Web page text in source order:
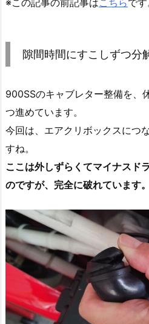
※この記事の前記事はこちらです
隙間時間にすこしずつ分
900SSのキャブレター整備を、
つ進めています。
今回は、エアクリボックスにつ
すね。
ここは外しずらくてマイナスド
のですが、完全に破れています。